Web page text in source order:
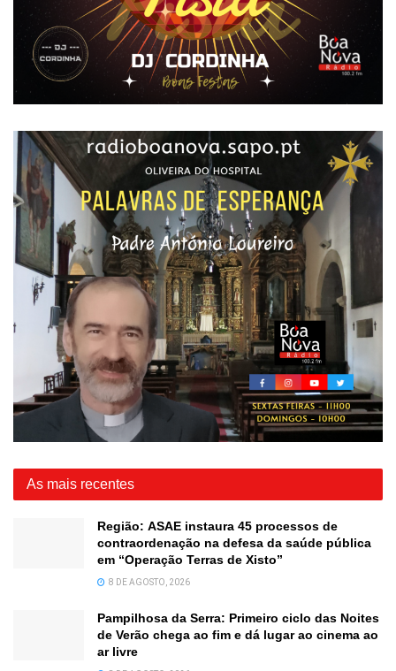
As mais recentes
Região: ASAE instaura 45 processos de
contraordenação na defesa da saúde pública
em “Operação Terras de Xisto”
8 DE AGOSTO, 2026
Pampilhosa da Serra: Primeiro ciclo das Noites
de Verão chega ao fim e dá lugar ao cinema ao
ar livre